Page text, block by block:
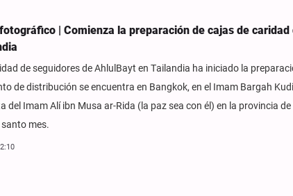
| Comienza la preparación de cajas de
de seguidores de AhlulBayt en Tailandia ha iniciado la
de distribución se encuentra en Bangkok, en el Imam Bargah
del Imam Alí ibn Musa ar-Rida (la paz sea con él) en la provincia
mes.